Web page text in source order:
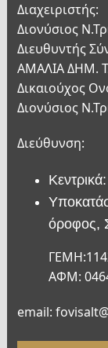
Διαχειριστής:
Διονύσιος
Διευθυντής
ΑΜΑΛΙΑ ΔΗΜ.
Δικαιούχος
Διονύσιος
Διεύθυνση:
όροφος,
ΑΦΜ:
email: